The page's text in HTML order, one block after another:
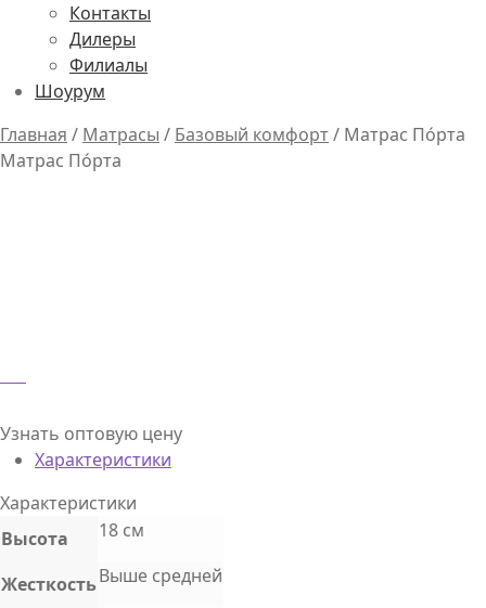
Контакты
Дилеры
Филиалы
Шоурум
Главная / Матрасы / Базовый комфорт/ Матрас По́рта
Матрас По́рта
Узнать оптовую цену
Характеристики
Характеристики
Высота
18 см
ЖесткостьВыше средней